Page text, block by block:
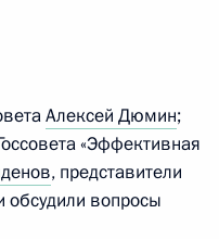
Алексей Дюмин;
«Эффективная
, представители
обсудили вопросы